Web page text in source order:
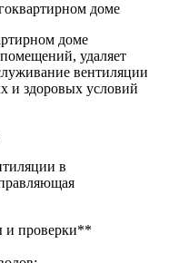
доме
доме
доме
удаляет
вентиляции
и здоровых условий
в
и проверки**